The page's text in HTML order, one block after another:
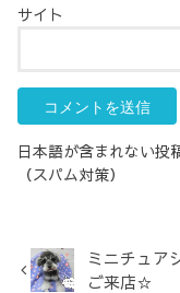
サイト
日本語が含まれない投
（スパム対策）
ミニチュア
ご来店☆